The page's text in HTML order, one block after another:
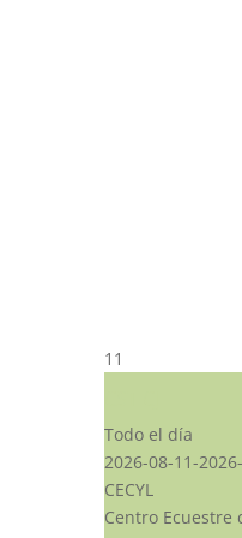
11
Todo el día
2026-08-11-
CECYL
Centro Ecuestre